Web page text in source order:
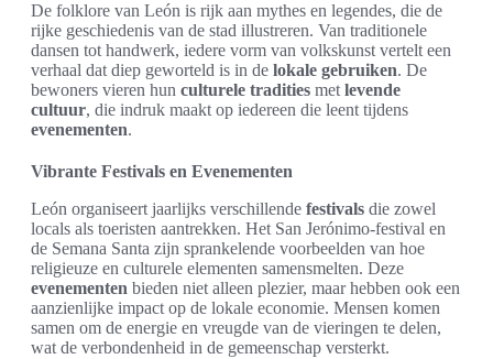
De folklore van León is rijk aan mythes en legendes, die de
rijke geschiedenis van de stad illustreren. Van traditionele
dansen tot handwerk, iedere vorm van volkskunst vertelt een
verhaal dat diep geworteld is in de lokale gebruiken. De
bewoners vieren hun culturele tradities met levende
cultuur, die indruk maakt op iedereen die leent tijdens
evenementen.
Vibrante Festivals en Evenementen
León organiseert jaarlijks verschillende festivals die zowel
locals als toeristen aantrekken. Het San Jerónimo-festival en
de Semana Santa zijn sprankelende voorbeelden van hoe
religieuze en culturele elementen samensmelten. Deze
evenementen bieden niet alleen plezier, maar hebben ook een
aanzienlijke impact op de lokale economie. Mensen komen
samen om de energie en vreugde van de vieringen te delen,
wat de verbondenheid in de gemeenschap versterkt.